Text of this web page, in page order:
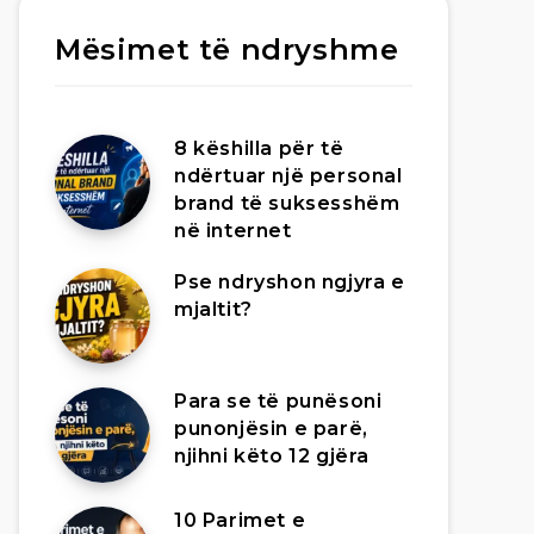
Mësimet të ndryshme
8 këshilla për të
ndërtuar një personal
brand të suksesshëm
në internet
Pse ndryshon ngjyra e
mjaltit?
Para se të punësoni
punonjësin e parë,
njihni këto 12 gjëra
10 Parimet e